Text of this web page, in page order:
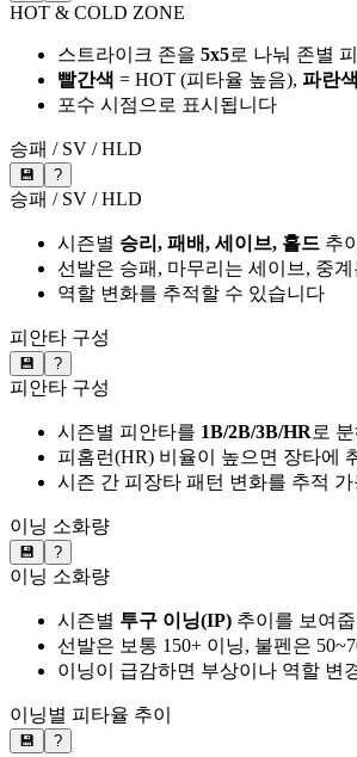
HOT & COLD ZONE
스트라이크 존을 5x5로 나눠 존별
빨간색 = HOT (피타율 높음), 파란색
포수 시점으로 표시됩니다
승패 / SV / HLD
💾 ?
승패 / SV / HLD
시즌별 승리, 패배, 세이브, 홀드 추이
선발은 승패, 마무리는 세이브, 중
역할 변화를 추적할 수 있습니다
피안타 구성
💾 ?
피안타 구성
시즌별 피안타를 1B/2B/3B/HR로
피홈런(HR) 비율이 높으면 장타에
시즌 간 피장타 패턴 변화를 추적 가
이닝 소화량
💾 ?
이닝 소화량
시즌별 투구 이닝(IP) 추이를 보여
선발은 보통 150+ 이닝, 불펜은
이닝이 급감하면 부상이나 역할 변
이닝별 피타율 추이
💾 ?